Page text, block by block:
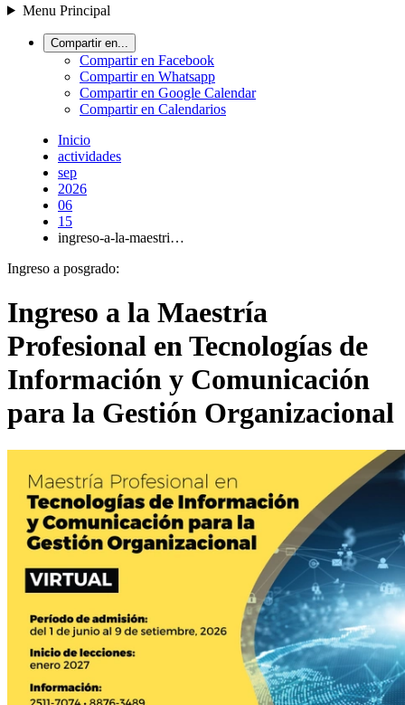
Menu Principal
Compartir en...
Compartir en Facebook
Compartir en Whatsapp
Compartir en Google Calendar
Compartir en Calendarios
Inicio
actividades
sep
2026
06
15
ingreso-a-la-maestri…
Ingreso a posgrado:
Ingreso a la Maestría
Profesional en Tecnologías de
Información y Comunicación
para la Gestión Organizacional